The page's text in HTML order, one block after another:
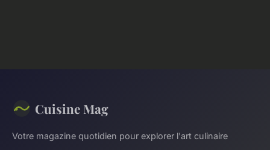
Cuisine Mag
Votre magazine quotidien pour explorer l'art culinaire